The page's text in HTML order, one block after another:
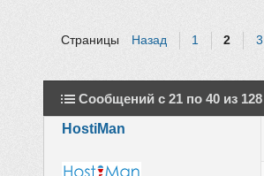
Страницы Назад 1 2 3
Сообщений с 21 по 40 из 128
HostiMan